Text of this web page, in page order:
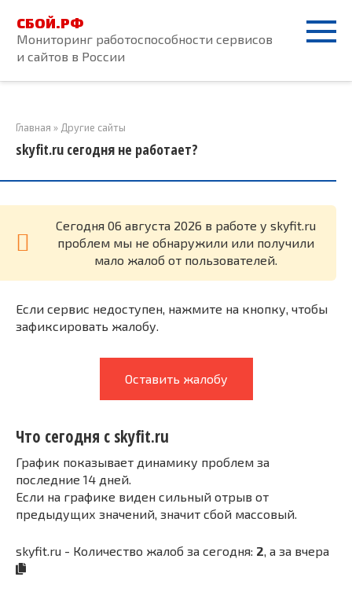
контенту
СБОЙ.РФ
Мониторинг работоспособности сервисов
и сайтов в России
Главная » Другие сайты
skyfit.ru сегодня не работает?
Cегодня 06 августа 2026 в работе у skyfit.ru
проблем мы не обнаружили или получили
мало жалоб от пользователей.
Если сервис недоступен, нажмите на кнопку, чтобы
зафиксировать жалобу.
Оставить жалобу
Что сегодня с skyfit.ru
График показывает динамику проблем за
последние 14 дней.
Если на графике виден сильный отрыв от
предыдущих значений, значит сбой массовый.
skyfit.ru - Количество жалоб за сегодня: 2 , а за вчера